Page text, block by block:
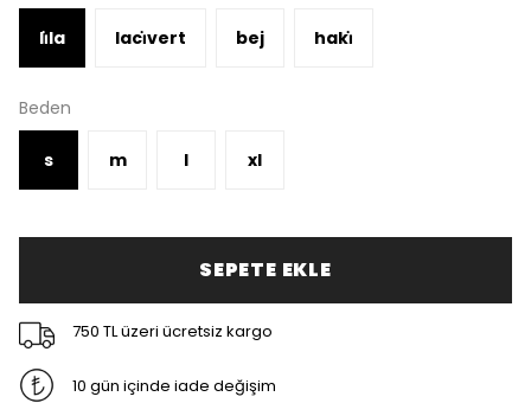
li̇la laci̇vert bej haki̇
Beden
s m l xl
SEPETE EKLE
750 TL üzeri ücretsiz kargo
10 gün içinde iade değişim